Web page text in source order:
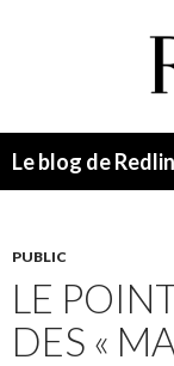
Le blog de
PUBLIC
LE
DES «